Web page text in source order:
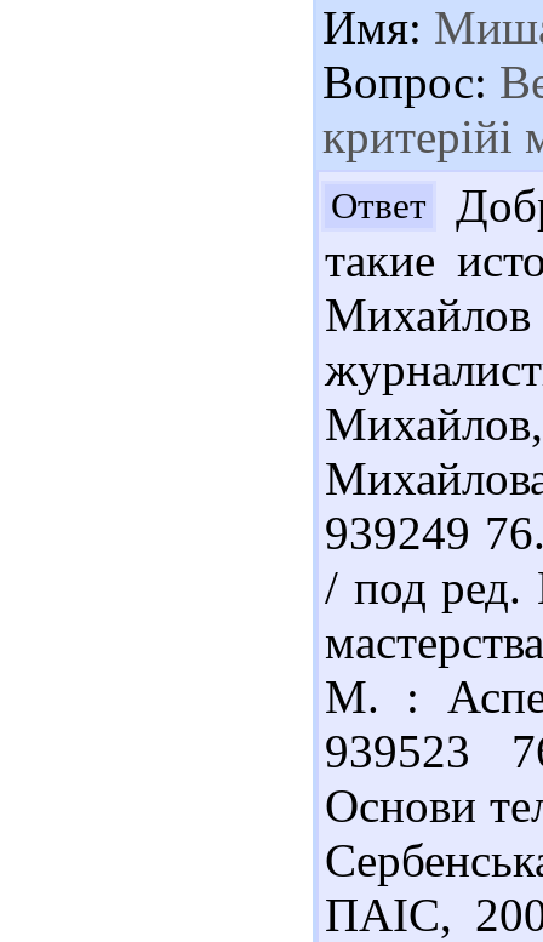
Имя:
Вопрос:
критерiйi
Ответ
такие
939249
/ под
М. :
939523
Основи
ПАІС,